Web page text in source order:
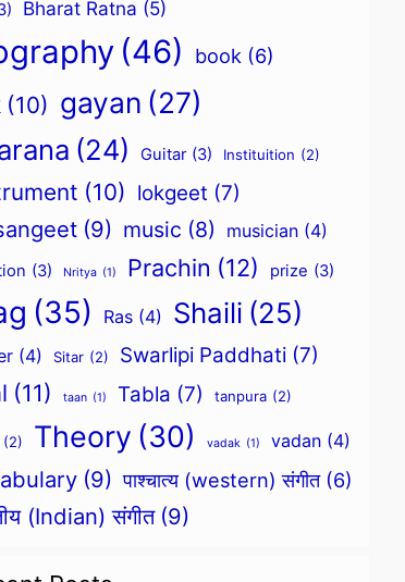
Bharat Ratna (5)
(46) book (6)
(10) gayan (27)
(24) Guitar (3) Instituition (2)
(10) lokgeet (7)
(9) music (8) musician (4)
(3) Nritya (1) Prachin (12) prize (3)
(35) Ras (4) Shaili (25)
(4) Sitar (2) Swarlipi Paddhati (7)
(11) taan (1) Tabla (7) tanpura (2)
(2) Theory (30) vadak (1) vadan (4)
(9) पाश्चात्य (western) संगीत (6)
(Indian) संगीत (9)